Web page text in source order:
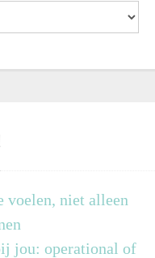
voelen, niet alleen
jou: operational of